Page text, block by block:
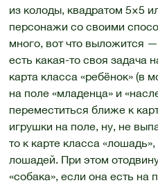
из колоды, квадратом 5×5
персонажи со своими
много, вот что выложится
есть какая-то своя задача
карта класса «ребёнок» (в
на поле «младенца» и
переместиться ближе к
игрушки на поле, ну, не
то к карте класса
лошадей. При этом
«собака», если она есть на